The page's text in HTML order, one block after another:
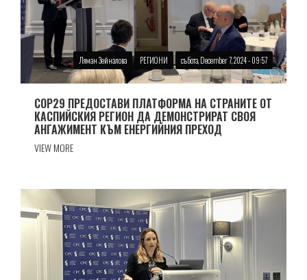
Ляман Зейналова РЕГИОНИ събота, December 7, 2024 - 09:57
COP29 ПРЕДОСТАВИ ПЛАТФОРМА НА СТРАНИТЕ ОТ
КАСПИЙСКИЯ РЕГИОН ДА ДЕМОНСТРИРАТ СВОЯ
АНГАЖИМЕНТ КЪМ ЕНЕРГИЙНИЯ ПРЕХОД
VIEW MORE